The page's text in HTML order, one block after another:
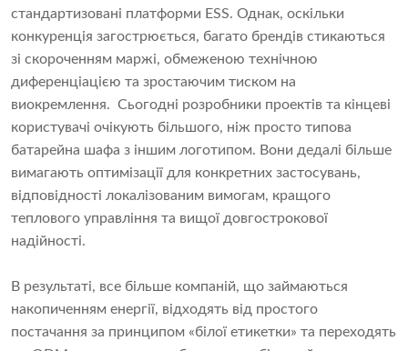
стандартизовані платформи ESS. Однак, оскільки
конкуренція загострюється, багато брендів стикаються
зі скороченням маржі, обмеженою технічною
диференціацією та зростаючим тиском на
виокремлення. Сьогодні розробники проектів та кінцеві
користувачі очікують більшого, ніж просто типова
батарейна шафа з іншим логотипом. Вони дедалі більше
вимагають оптимізації для конкретних застосувань,
відповідності локалізованим вимогам, кращого
теплового управління та вищої довгострокової
надійності.
В результаті, все більше компаній, що займаються
накопиченням енергії, відходять від простого
постачання за принципом «білої етикетки» та переходять